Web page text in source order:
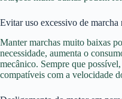
Evitar uso excessivo de marcha
Manter marchas muito baixas
necessidade, aumenta o
mecânico. Sempre que
compatíveis com a velocidade